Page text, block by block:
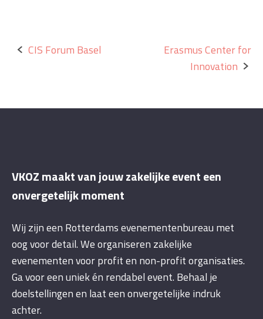
Bericht
CIS Forum Basel
Erasmus Center for
Innovation
VKOZ maakt van jouw zakelijke event een
onvergetelijk moment
Wij zijn een Rotterdams evenementenbureau met
oog voor detail. We organiseren zakelijke
evenementen voor profit en non-profit organisaties.
Ga voor een uniek én rendabel event. Behaal je
doelstellingen en laat een onvergetelijke indruk
achter.